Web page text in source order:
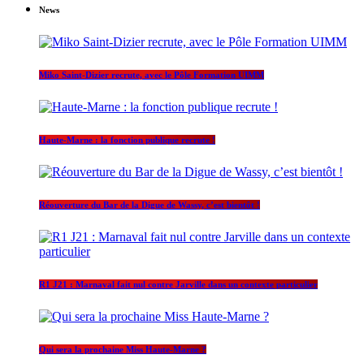
News
Miko Saint-Dizier recrute, avec le Pôle Formation UIMM
Haute-Marne : la fonction publique recrute !
Réouverture du Bar de la Digue de Wassy, c’est bientôt !
R1 J21 : Marnaval fait nul contre Jarville dans un contexte particulier
Qui sera la prochaine Miss Haute-Marne ?